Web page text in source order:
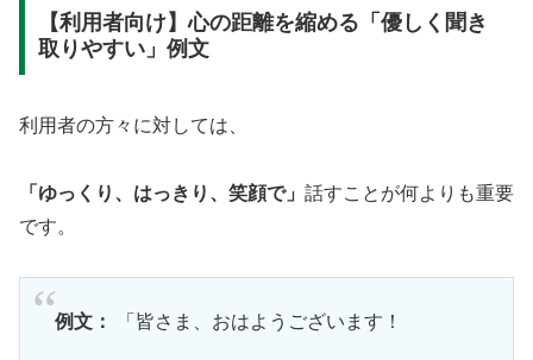
【利用者向け】心の距離を縮める「優しく聞き
取りやすい」例文
利用者の方々に対しては、
「ゆっくり、はっきり、笑顔で」 話すことが何よりも重要
です。
例文： 「皆さま、おはようございます！